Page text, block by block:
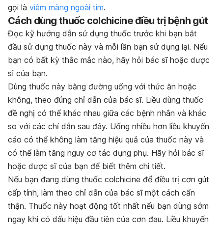
gọi là viêm màng ngoài tim.
Cách dùng thuốc colchicine điều trị bệnh gút
Đọc kỹ hướng dẫn sử dụng thuốc trước khi bạn bắt
đầu sử dụng thuốc này và mỗi lần bạn sử dụng lại. Nếu
bạn có bất kỳ thắc mắc nào, hãy hỏi bác sĩ hoặc dược
sĩ của bạn.
Dùng thuốc này bằng đường uống với thức ăn hoặc
không, theo đúng chỉ dẫn của bác sĩ. Liều dùng thuốc
đề nghị có thể khác nhau giữa các bệnh nhân và khác
so với các chỉ dẫn sau đây. Uống nhiều hơn liều khuyến
cáo có thể không làm tăng hiệu quả của thuốc này và
có thể làm tăng nguy cơ tác dụng phụ. Hãy hỏi bác sĩ
hoặc dược sĩ của bạn để biết thêm chi tiết.
Nếu bạn đang dùng thuốc colchicine để điều trị cơn gút
cấp tính, làm theo chỉ dẫn của bác sĩ một cách cẩn
thận. Thuốc này hoạt động tốt nhất nếu bạn dùng sớm
ngay khi có dấu hiệu đầu tiên của cơn đau. Liều khuyến